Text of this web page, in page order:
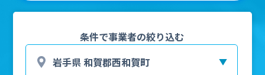
条件で事業者の絞り込む